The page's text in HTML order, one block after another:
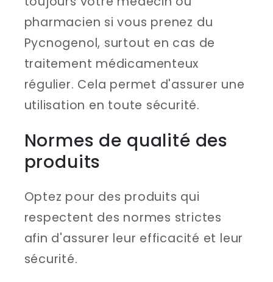
pharmacien si vous prenez du
Pycnogenol, surtout en cas de
traitement médicamenteux
régulier. Cela permet d'assurer une
utilisation en toute sécurité.
Normes de qualité des
produits
Optez pour des produits qui
respectent des normes strictes
afin d'assurer leur efficacité et leur
sécurité.